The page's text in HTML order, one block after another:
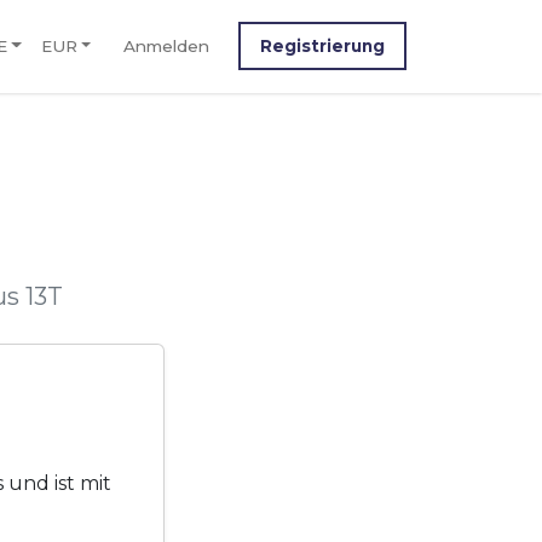
EUR Anmelden Registrierung
13T
und ist mit